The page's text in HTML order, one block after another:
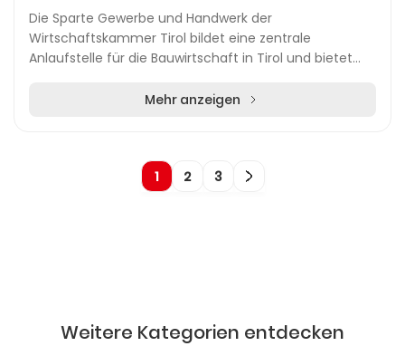
Die Sparte Gewerbe und Handwerk der
Wirtschaftskammer Tirol bildet eine zentrale
Anlaufstelle für die Bauwirtschaft in Tirol und bietet
Weiterbildungsmöglichkeiten sowie Aus...
Mehr anzeigen
1 2 3
Weitere Kategorien entdecken